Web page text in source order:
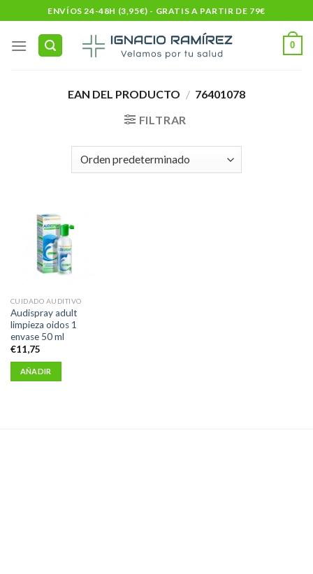
to
content
ENVÍOS 24-48H (3,95€) - GRATIS A PARTIR DE 79€
0
EAN DEL PRODUCTO / 76401078
FILTRAR
CUIDADO AUDITIVO
Audispray adult
limpieza oidos 1
envase 50 ml
€11,75
AÑADIR